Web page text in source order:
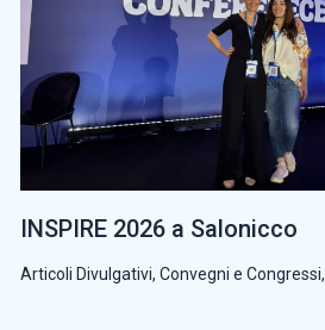
INSPIRE 2026 a Salonicco
Articoli Divulgativi, Convegni e Congressi,